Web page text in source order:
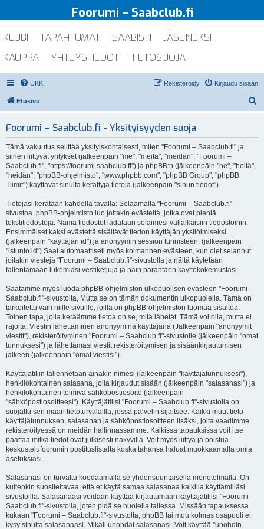
Foorumi – Saabclub.fi
KLUBI TAPAHTUMAT SAABISTI
JÄSENEKSI
KAUPPA
YHTEYSTIEDOT TIETOSUOJA
UKK Kirjaudu sisään
Rekisteröidy
Etusivu
Foorumi – Saabclub.fi - Yksityisyyden suoja
Tämä vakuutus selittää yksityiskohtaisesti, miten "Foorumi – Saabclub.fi" ja
siihen liittyvät yritykset (jälkeenpäin "me", "meitä", "meidän", "Foorumi –
Saabclub.fi", "https://foorumi.saabclub.fi") ja phpBB:n (jälkeenpäin "he", "heitä",
"heidän", "phpBB-ohjelmisto", "www.phpbb.com", "phpBB Group", "phpBB
Tiimit") käyttävät sinulta kerättyjä tietoja (jälkeenpäin "sinun tiedot").
Tietojasi kerätään kahdella tavalla: Selaamalla "Foorumi – Saabclub.fi"-
sivustoa. phpBB-ohjelmisto luo joitakin evästeitä, jotka ovat pieniä
tekstitiedostoja. Nämä tiedostot ladataan selaimesi väliaikaisiin tiedostoihin.
Ensimmäiset kaksi evästettä sisältävät tiedon käyttäjän yksilöimiseksi
(jälkeenpäin "käyttäjän id") ja anonyymin session tunnisteen. (jälkeenpäin
"istunto id") Saat automaattiseti myös kolmannen evästeen, kun olet selannut
joitakin viestejä "Foorumi – Saabclub.fi"-sivustolla ja näitä käytetään
tallentamaan lukemiasi vestiketjuja ja näin parantaen käyttökokemustasi.
Saatamme myös luoda phpBB-ohjelmiston ulkopuolisen evästeen "Foorumi –
Saabclub.fi"-sivustolta, Mutta se on tämän dokumentin ulkopuolella. Tämä on
tarkoitettu vain niille sivuille, joilla on phpBB-ohjelmiston luomaa sisältöä.
Toinen tapa, jolla keräämme tietoa on se, mitä lähetät. Tämä voi olla, mutta ei
rajoita: Viestin lähettäminen anonyyminä käyttäjänä (Jälkeenpäin "anonyymit
viestit"), rekisteröityminen "Foorumi – Saabclub.fi"-sivustolle (jälkeenpäin "omat
tunnuksesi") ja lähettämäsi viestit rekisteröitymisen ja sisäänkirjautumisen
jälkeen (jälkeenpäin "omat viestisi").
Käyttäjätiliin tallennetaan ainakin nimesi (jälkeenpäin "käyttäjätunnuksesi"),
henkilökohtainen salasana, jolla kirjaudut sisään (jälkeenpäin "salasanasi") ja
henkilökohtainen toimiva sähköpostiosoite (jälkeenpäin
"sähköpostiosoitteesi"). Käyttäjätilisi "Foorumi – Saabclub.fi"-sivustolla on
suojattu sen maan tietoturvalailla, jossa palvelin sijaitsee. Kaikki muut tieto
käyttäjätunnuksen, salasanan ja sähköpostiosoitteen lisäksi, joita vaadimme
rekisteröityessä on meidän hallinnassamme. Kaikissa tapauksissa voit itse
päättää mitkä tiedot ovat julkisesti näkyvillä. Voit myös liittyä ja poistua
keskustelufoorumin postituslistalta koska tahansa haluat muokkaamalla omia
asetuksiasi.
Salasanasi on turvattu koodaamalla se yhdensuuntaisella menetelmällä. On
kuitenkin suositeltavaa, että et käytä samaa salasanaa kaikilla käyttämilläsi
sivustoilla. Salasanaasi voidaan käyttää kirjautumaan käyttäjätiliisi "Foorumi –
Saabclub.fi"-sivustolla, joten pidä se huolella tallessa. Missään tapauksessa
kukaan "Foorumi – Saabclub.fi"-sivustolta, phpBB tai muu kolmas osapuoli ei
kysy sinulta salasanaasi. Mikäli unohdat salasanasi. Voit käyttää "unohdin